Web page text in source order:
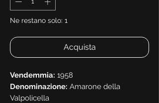
Ne restano solo: 1
Acquista
Vendemmia: 1958
Denominazione: Amarone della
Valpolicella